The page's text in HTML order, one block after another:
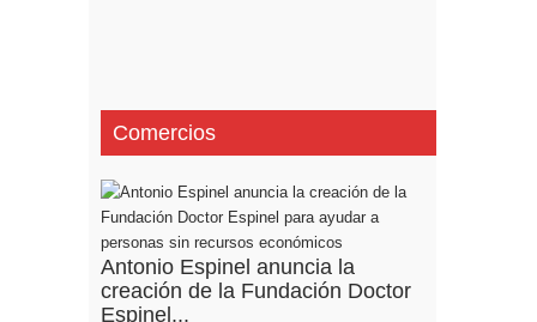
Comercios
Antonio Espinel anuncia la
creación de la Fundación Doctor
Espinel...